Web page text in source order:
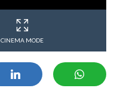
CINEMA MODE